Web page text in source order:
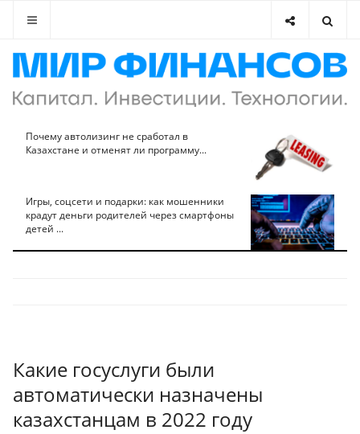
Почему автолизинг не сработал в
Казахстане и отменят ли программу...
Игры, соцсети и подарки: как мошенники
крадут деньги родителей через смартфоны
детей ...
Какие госуслуги были
автоматически назначены
казахстанцам в 2022 году